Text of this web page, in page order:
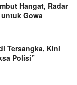
Hangat, Radar
Gowa
Tersangka, Kini
Polisi”